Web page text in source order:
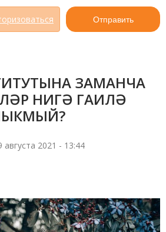
Отправить
ЗАМАНЧА
НИГӘ ГАИЛӘ
августа 2021 - 13:44